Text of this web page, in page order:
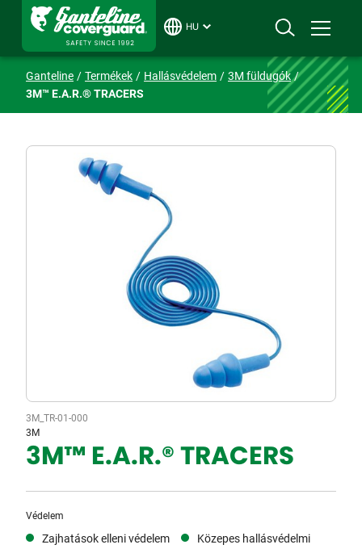
HU
Ganteline Termékek Hallásvédelem
3M füldugók
3M™ E.A.R.® TRACERS
3M_TR-01-000
3M
3M™ E.A.R.® TRACERS
Védelem
Zajhatások elleni védelem
Közepes hallásvédelmi